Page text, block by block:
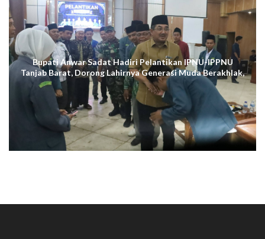
Bupati Anwar Sadat Hadiri Pelantikan IPNU-IPPNU
Tanjab Barat, Dorong Lahirnya Generasi Muda Berakhlak,
Cerdas Digital, dan Berdaya Saing